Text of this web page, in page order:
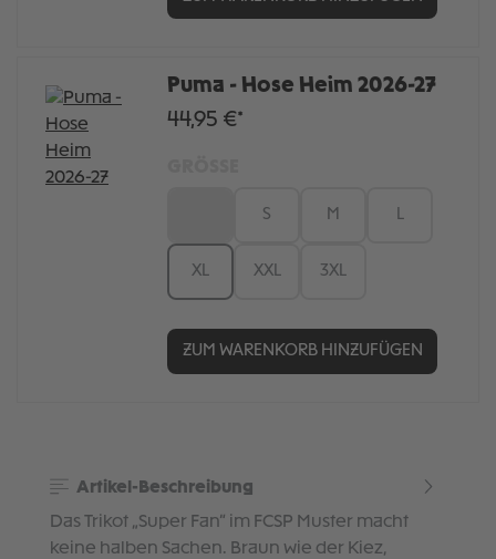
Puma - Hose Heim 2026-27
44,95 €*
S M L
XL XXL 3XL
ZUM WARENKORB HINZUFÜGEN
Artikel-Beschreibung
Das Trikot „Super Fan“ im FCSP Muster macht
keine halben Sachen. Braun wie der Kiez,